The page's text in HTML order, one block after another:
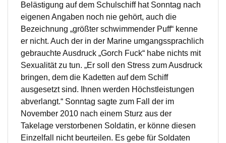
Belästigung auf dem Schulschiff hat Sonntag nach
eigenen Angaben noch nie gehört, auch die
Bezeichnung „größter schwimmender Puff“ kenne
er nicht. Auch der in der Marine umgangssprachlich
gebrauchte Ausdruck „Gorch Fuck“ habe nichts mit
Sexualität zu tun. „Er soll den Stress zum Ausdruck
bringen, dem die Kadetten auf dem Schiff
ausgesetzt sind. Ihnen werden Höchstleistungen
abverlangt.“ Sonntag sagte zum Fall der im
November 2010 nach einem Sturz aus der
Takelage verstorbenen Soldatin, er könne diesen
Einzelfall nicht beurteilen. Es gebe für Soldaten